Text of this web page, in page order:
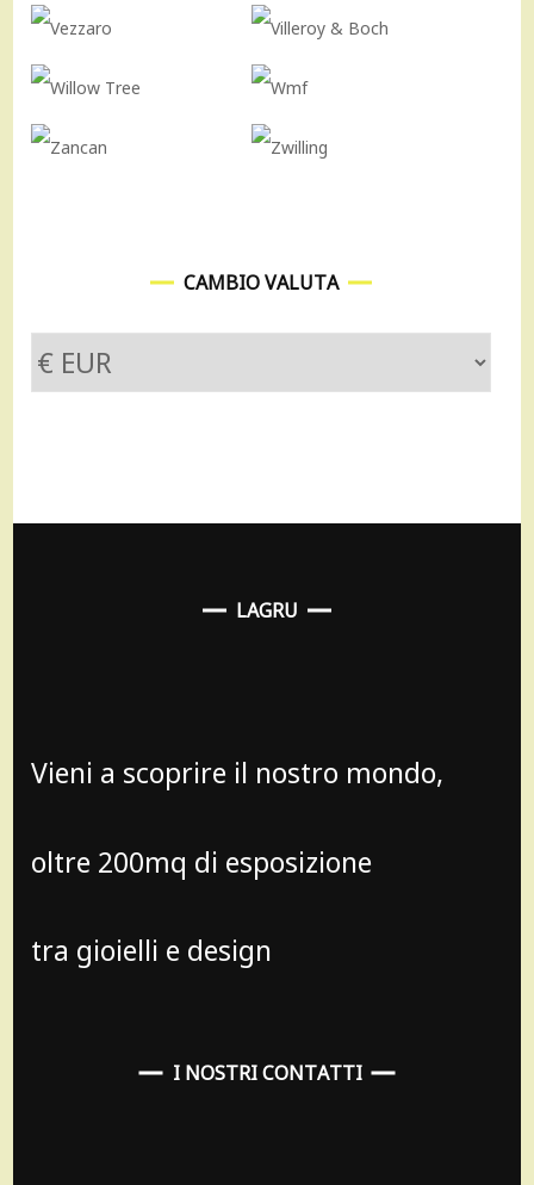
CAMBIO VALUTA
LAGRU
Vieni a scoprire il nostro mondo,
oltre 200mq di esposizione
tra gioielli e design
I NOSTRI CONTATTI